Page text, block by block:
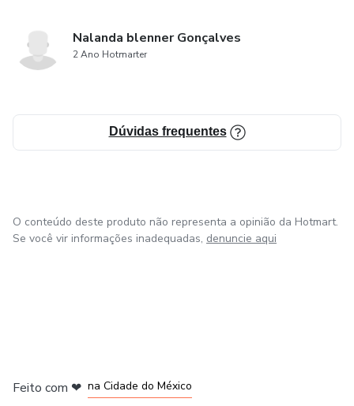
Nalanda blenner Gonçalves
2 Ano Hotmarter
Dúvidas frequentes
O conteúdo deste produto não representa a opinião da Hotmart.
Se você vir informações inadequadas, denuncie aqui
Feito com ❤ na Cidade do México